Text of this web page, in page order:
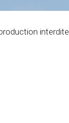
interdite